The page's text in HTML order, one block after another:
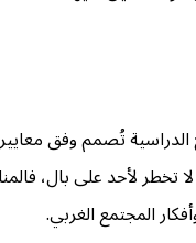
تُصمم وفق
لأحد على بال،
المجتمع الغربي.